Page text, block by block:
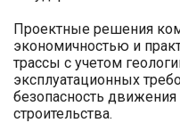
Проектные решения
экономичностью и
трассы с учетом
эксплуатационных
безопасность
строительства.